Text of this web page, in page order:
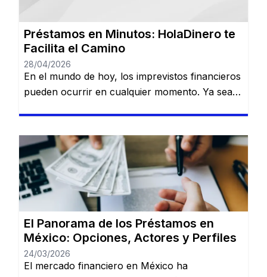
Préstamos en Minutos: HolaDinero te
Facilita el Camino
28/04/2026
En el mundo de hoy, los imprevistos financieros
pueden ocurrir en cualquier momento. Ya sea
inversión importante, contar con una opción
confiable de financiamiento es esencial. Serás
redirigido a otro sitio web. HolaDinero se
presenta como una plataforma de préstamos
en línea […]
El Panorama de los Préstamos en
México: Opciones, Actores y Perfiles
24/03/2026
El mercado financiero en México ha